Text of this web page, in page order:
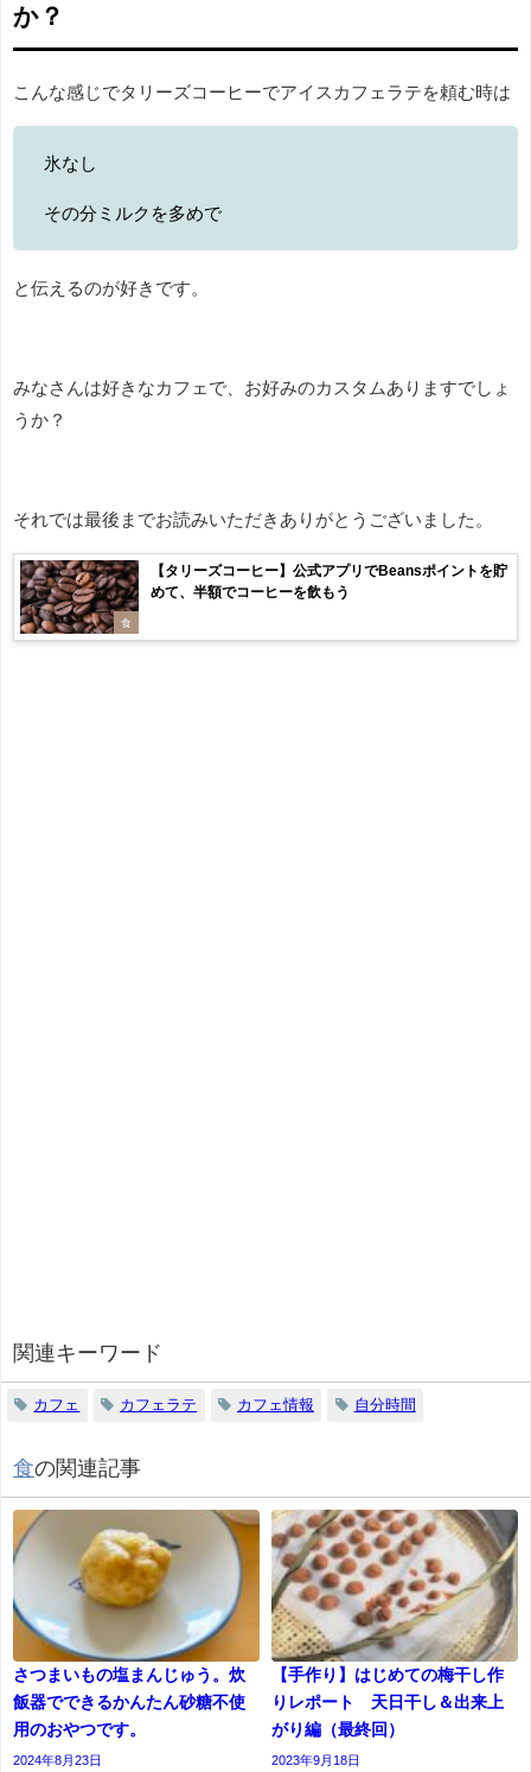
か？
こんな感じでタリーズコーヒーでアイスカフェラテを頼む時は
氷なし
その分ミルクを多めで
と伝えるのが好きです。
みなさんは好きなカフェで、お好みのカスタムありますでしょ
うか？
それでは最後までお読みいただきありがとうございました。
食
【タリーズコーヒー】公式アプリでBeansポイントを貯
めて、半額でコーヒーを飲もう
関連キーワード
カフェ カフェラテ カフェ情報 自分時間
食の関連記事
さつまいもの塩まんじゅう。炊
飯器でできるかんたん砂糖不使
用のおやつです。
2024年8月23日
【手作り】はじめての梅干し作
りレポート 天日干し＆出来上
がり編（最終回）
2023年9月18日